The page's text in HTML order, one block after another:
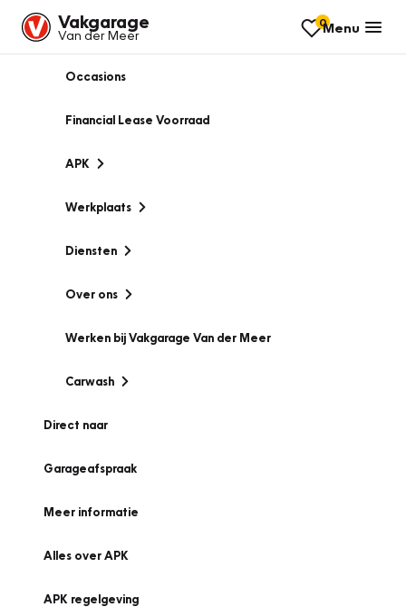
Vakgarage
Van der Meer
0Menu
Occasions
Financial Lease Voorraad
APK
Werkplaats
Diensten
Over ons
Werken bij Vakgarage Van der Meer
Carwash
Direct naar
Garageafspraak
Meer informatie
Alles over APK
APK regelgeving